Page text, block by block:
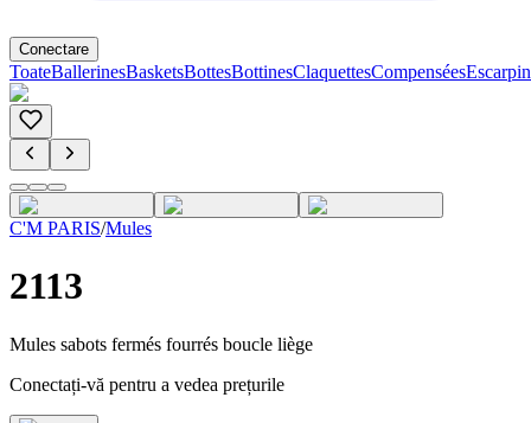
Conectare
ToateBallerinesBasketsBottesBottinesClaquettesCompensées
C'M PARIS/Mules
2113
Mules sabots fermés fourrés boucle liège
Conectați-vă pentru a vedea prețurile